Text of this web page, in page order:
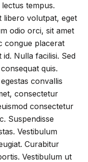
tempus.
libero volutpat, eget
odio orci, sit amet
congue placerat
Nulla facilisi. Sed
quis.
convallis
consectetur
consectetur
Suspendisse
Vestibulum
Curabitur
Vestibulum ut